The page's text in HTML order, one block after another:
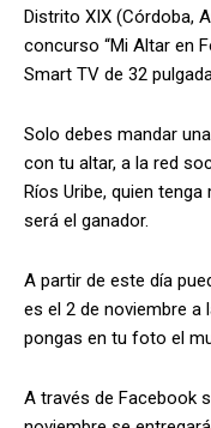
Distrito XIX (Córdoba,
concurso “Mi Altar en
Smart TV de 32
Solo debes mandar
con tu altar, a la red
Ríos Uribe, quien
será el ganador.
A partir de este día
es el 2 de noviembre a
pongas en tu foto el
A través de Facebook